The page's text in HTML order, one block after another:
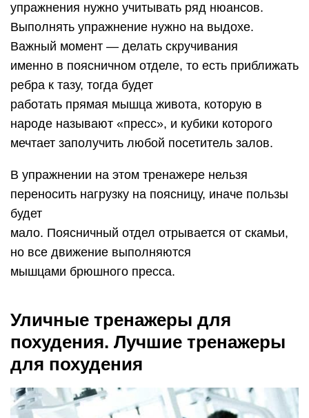
упражнения нужно учитывать ряд нюансов.
Выполнять упражнение нужно на выдохе.
Важный момент — делать скручивания
именно в поясничном отделе, то есть приближать
ребра к тазу, тогда будет
работать прямая мышца живота, которую в
народе называют «пресс», и кубики которого
мечтает заполучить любой посетитель залов.
В упражнении на этом тренажере нельзя
переносить нагрузку на поясницу, иначе пользы
будет
мало. Поясничный отдел отрывается от скамьи,
но все движение выполняются
мышцами брюшного пресса.
Уличные тренажеры для
похудения. Лучшие тренажеры
для похудения